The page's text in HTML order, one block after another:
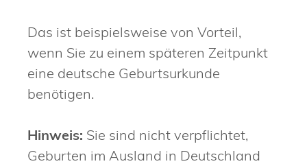
Das ist beispielsweise von Vorteil,
wenn Sie zu einem späteren Zeitpunkt
eine deutsche Geburtsurkunde
benötigen.
Hinweis: Sie sind nicht verpflichtet,
Geburten im Ausland in Deutschland